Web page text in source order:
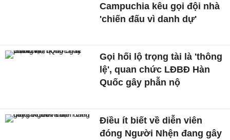
Campuchia kêu gọi đội nhà
'chiến đấu vì danh dự'
Gọi hối lộ trọng tài là 'thông
lệ', quan chức LĐBĐ Hàn
Quốc gây phẫn nộ
Điều ít biết về diễn viên
đóng Người Nhện đang gây